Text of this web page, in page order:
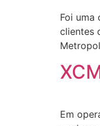
Foi uma
clientes
Em